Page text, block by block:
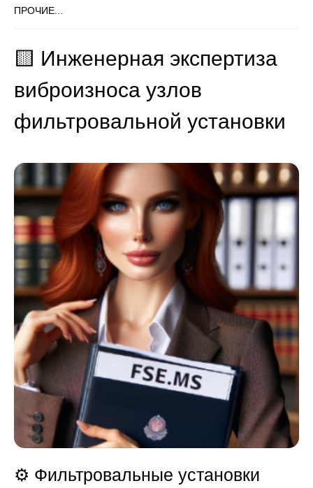
ПРОЧИЕ...
🟨 Инженерная экспертиза
виброизноса узлов
фильтровальной установки
⚙️ Фильтровальные установки